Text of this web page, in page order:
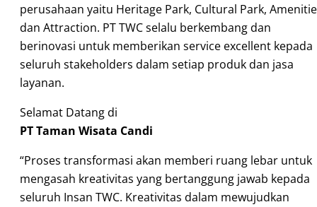
perusahaan yaitu Heritage Park, Cultural Park,
dan Attraction. PT TWC selalu berkembang dan
berinovasi untuk memberikan service excellent kepada
seluruh stakeholders dalam setiap produk dan jasa
layanan.
Selamat Datang di
PT Taman Wisata Candi
“Proses transformasi akan memberi ruang lebar untuk
mengasah kreativitas yang bertanggung jawab kepada
seluruh Insan TWC. Kreativitas dalam mewujudkan